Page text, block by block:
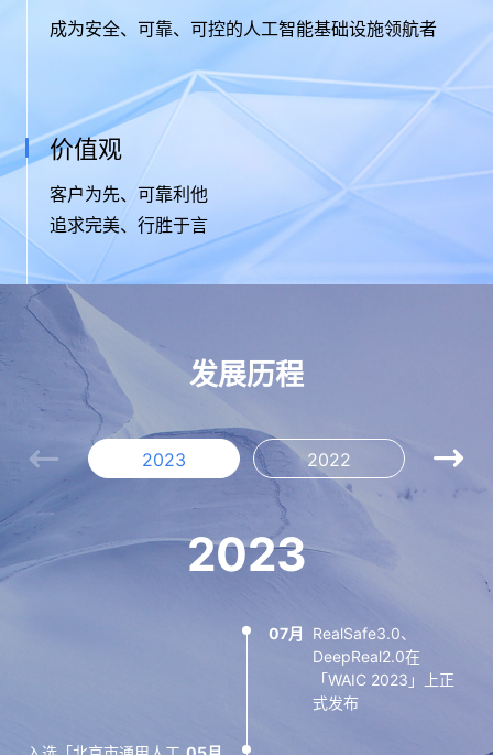
成为安全、可靠、可控的人工智能基础设施领航者
价值观
客户为先、可靠利他
追求完美、行胜于言
发展历程
2023 2022
2023
07月
RealSafe3.0、
DeepReal2.0在
「WAIC 2023」上正
式发布
获批设立博士后科研工
作站
安全大赛（AISC
连续两年获得“中国人
工智能·多媒体信息识
别技术大赛”最高A级证
发布业内首个“编译级”
隐私保护机器学习平台
RealSecure
10月
与清华大学联合战队获
获得国家高新技术企业
认定
平台DeepReal
瑞莱智慧RealAI成立